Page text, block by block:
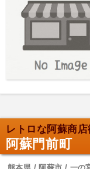
レトロな阿蘇商
阿蘇門前町